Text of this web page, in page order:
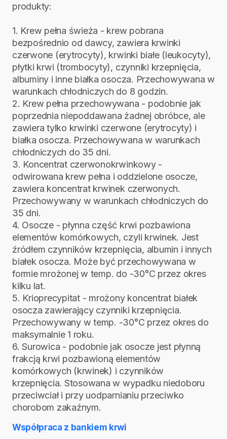
produkty:
1. Krew pełna świeża - krew pobrana
bezpośrednio od dawcy, zawiera krwinki
czerwone (erytrocyty), krwinki białe (leukocyty),
płytki krwi (trombocyty), czynniki krzepnięcia,
albuminy i inne białka osocza. Przechowywana w
warunkach chłodniczych do 8 godzin.
2. Krew pełna przechowywana - podobnie jak
poprzednia niepoddawana żadnej obróbce, ale
zawiera tylko krwinki czerwone (erytrocyty) i
białka osocza. Przechowywana w warunkach
chłodniczych do 35 dni.
3. Koncentrat czerwonokrwinkowy -
odwirowana krew pełna i oddzielone osocze,
zawiera koncentrat krwinek czerwonych.
Przechowywany w warunkach chłodniczych do
35 dni.
4. Osocze - płynna część krwi pozbawiona
elementów komórkowych, czyli krwinek. Jest
źródłem czynników krzepnięcia, albumin i innych
białek osocza. Może być przechowywana w
formie mrożonej w temp. do -30°C przez okres
kilku lat.
5. Krioprecypitat - mrożony koncentrat białek
osocza zawierający czynniki krzepnięcia.
Przechowywany w temp. -30°C przez okres do
maksymalnie 1 roku.
6. Surowica - podobnie jak osocze jest płynną
frakcją krwi pozbawioną elementów
komórkowych (krwinek) i czynników
krzepnięcia. Stosowana w wypadku niedoboru
przeciwciał i przy uodparnianiu przeciwko
chorobom zakaźnym.
Współpraca z bankiem krwi